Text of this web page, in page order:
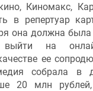
Киномакс,
в репертуар
она должна была
на
ее
собрала в
20 млн рублей,